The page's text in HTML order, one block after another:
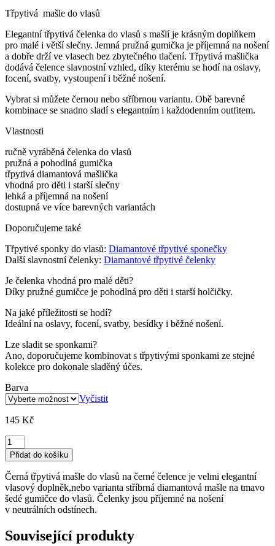
Třpytivá mašle do vlasů
Elegantní třpytivá čelenka do vlasů s mašlí je krásným doplňkem
pro malé i větší slečny. Jemná pružná gumička je příjemná na nošení
a dobře drží ve vlasech bez zbytečného tlačení. Třpytivá mašlička
dodává čelence slavnostní vzhled, díky kterému se hodí na oslavy,
focení, svatby, vystoupení i běžné nošení.
Vybrat si můžete černou nebo stříbrnou variantu. Obě barevné
kombinace se snadno sladí s elegantním i každodenním outfitem.
Vlastnosti
ručně vyráběná čelenka do vlasů
pružná a pohodlná gumička
třpytivá diamantová mašlička
vhodná pro děti i starší slečny
lehká a příjemná na nošení
dostupná ve více barevných variantách
Doporučujeme také
Třpytivé sponky do vlasů: Diamantové třpytivé sponečky
Další slavnostní čelenky: Diamantové třpytivé čelenky
Je čelenka vhodná pro malé děti?
Díky pružné gumičce je pohodlná pro děti i starší holčičky.
Na jaké příležitosti se hodí?
Ideální na oslavy, focení, svatby, besídky i běžné nošení.
Lze sladit se sponkami?
Ano, doporučujeme kombinovat s třpytivými sponkami ze stejné
kolekce pro dokonale sladěný účes.
Barva
Vyčistit
145 Kč
Třpytivá
čelenka
s
mašlí
pro
holčičky
množství
Přidat do košíku
Černá třpytivá mašle do vlasů na černé čelence je velmi elegantní
vlasový doplněk,nebo varianta stříbrná diamantová mašle na tmavo
šedé gumičce do vlasů. Čelenky jsou příjemné na nošení
v neutrálních odstínech.
Související produkty